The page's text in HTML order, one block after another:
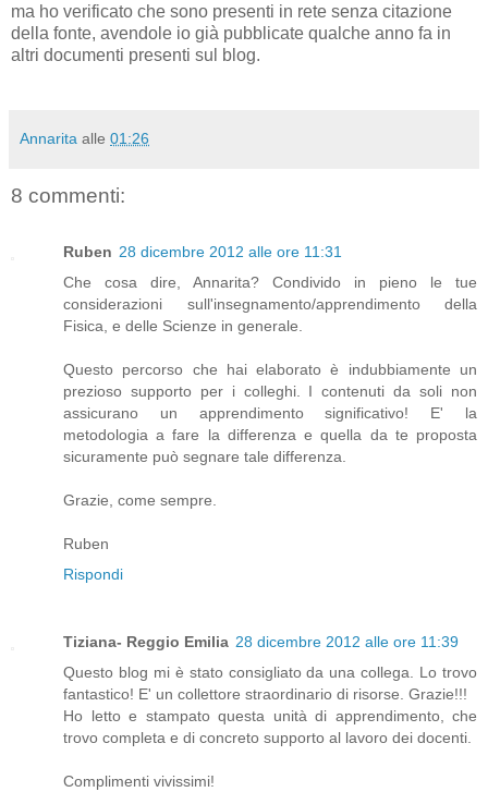
ma ho verificato che sono presenti in rete senza citazione
della fonte, avendole io già pubblicate qualche anno fa in
altri documenti presenti sul blog.
Annarita alle 01:26
8 commenti:
Ruben 28 dicembre 2012 alle ore 11:31
Che cosa dire, Annarita? Condivido in pieno le tue
considerazioni sull'insegnamento/apprendimento della
Fisica, e delle Scienze in generale.
Questo percorso che hai elaborato è indubbiamente un
prezioso supporto per i colleghi. I contenuti da soli non
assicurano un apprendimento significativo! E' la
metodologia a fare la differenza e quella da te proposta
sicuramente può segnare tale differenza.
Grazie, come sempre.
Ruben
Rispondi
Tiziana- Reggio Emilia 28 dicembre 2012 alle ore 11:39
Questo blog mi è stato consigliato da una collega. Lo trovo
fantastico! E' un collettore straordinario di risorse. Grazie!!!
Ho letto e stampato questa unità di apprendimento, che
trovo completa e di concreto supporto al lavoro dei docenti.
Complimenti vivissimi!